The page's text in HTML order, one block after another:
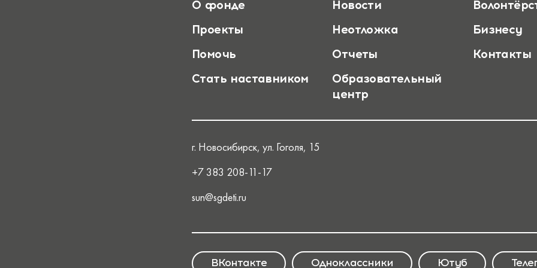
О фонде Новости
Проекты
Неотложка
Бизнесу
Помочь
Отчеты
Контакты
Стать наставником
Образовательный
центр
г. Новосибирск, ул. Гоголя, 15
+7 383 208-11-17
sun@sgdeti.ru
ВКонтакте Одноклассники Ютуб